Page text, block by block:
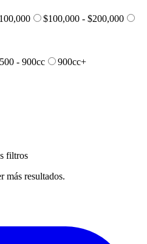
$100,000 - $200,000
500 - 900cc 900cc+
filtros
más resultados.